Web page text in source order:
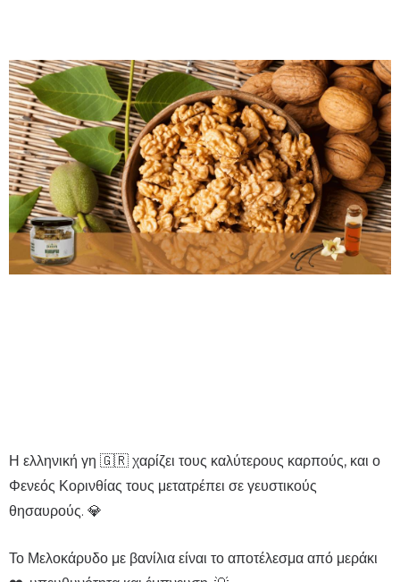
Η ελληνική γη 🇬🇷 χαρίζει τους καλύτερους καρπούς, και ο
Φενεός Κορινθίας τους μετατρέπει σε γευστικούς
θησαυρούς. 💎
Το Μελοκάρυδο με βανίλια είναι το αποτέλεσμα από μεράκι